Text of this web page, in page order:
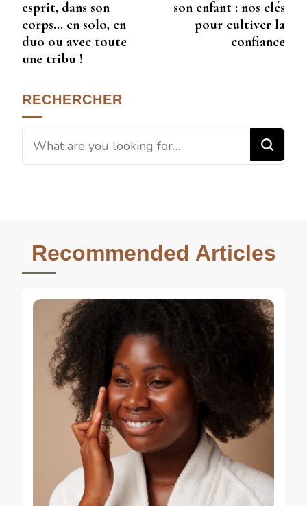
esprit, dans son
corps… en solo, en
duo ou avec toute
une tribu !
son enfant : nos clés
pour cultiver la
confiance
RECHERCHER
Recommended Articles